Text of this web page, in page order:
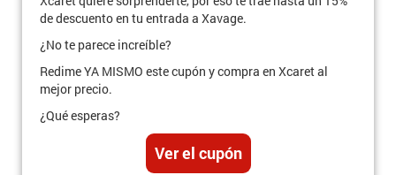
de descuento en tu entrada a Xavage.
¿No te parece increíble?
Redime YA MISMO este cupón y compra en Xcaret al
mejor precio.
¿Qué esperas?
Ver el cupón